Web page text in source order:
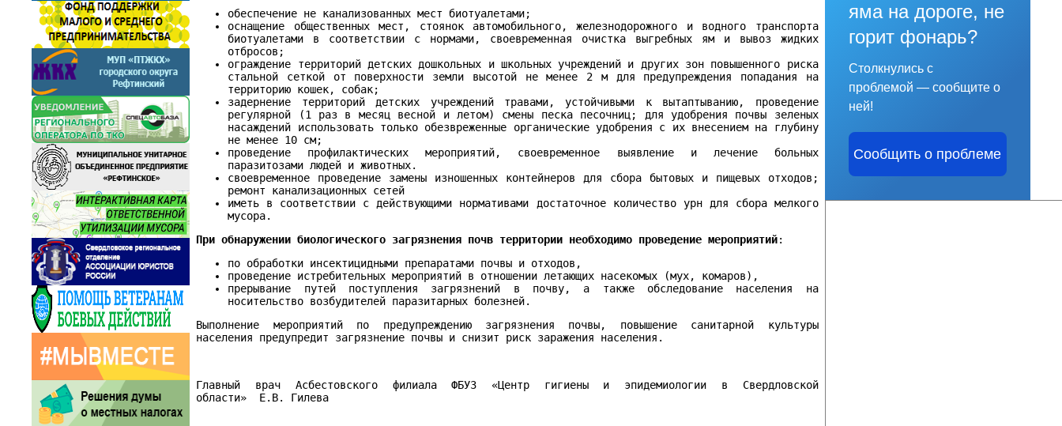
яма на дороге, не
горит фонарь?
Столкнулись с
проблемой — сообщите о
ней!
Сообщить о проблеме
обеспечение не канализованных мест биотуалетами;
оснащение общественных мест, стоянок автомобильного, железнодорожного и водного транспорта
биотуалетами в соответствии с нормами, своевременная очистка выгребных ям и вывоз жидких
отбросов;
ограждение территорий детских дошкольных и школьных учреждений и других зон повышенного риска
стальной сеткой от поверхности земли высотой не менее 2 м для предупреждения попадания на
территорию кошек, собак;
задернение территорий детских учреждений травами, устойчивыми к вытаптыванию, проведение
регулярной (1 раз в месяц весной и летом) смены песка песочниц; для удобрения почвы зеленых
насаждений использовать только обезвреженные органические удобрения с их внесением на глубину
не менее 10 см;
проведение профилактических мероприятий, своевременное выявление и лечение больных
паразитозами людей и животных.
своевременное проведение замены изношенных контейнеров для сбора бытовых и пищевых отходов;
ремонт канализационных сетей
иметь в соответствии с действующими нормативами достаточное количество урн для сбора мелкого
мусора.
При обнаружении биологического загрязнения почв территории необходимо проведение мероприятий:
по обработки инсектицидными препаратами почвы и отходов,
проведение истребительных мероприятий в отношении летающих насекомых (мух, комаров),
прерывание путей поступления загрязнений в почву, а также обследование населения на
носительство возбудителей паразитарных болезней.
Выполнение мероприятий по предупреждению загрязнения почвы, повышение санитарной культуры
населения предупредит загрязнение почвы и снизит риск заражения населения.
Главный врач Асбестовского филиала ФБУЗ «Центр гигиены и эпидемиологии в Свердловской
области»
Е.В. Гилева